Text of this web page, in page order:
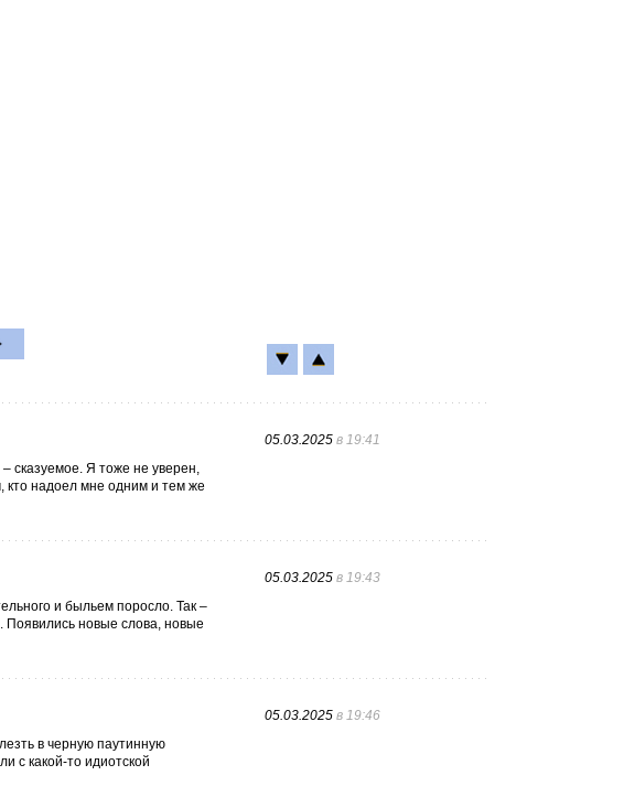
сказуемое. Я тоже не уверен,
кто надоел мне одним и тем же
05.03.2025 в 19:41
и быльем поросло. Так –
Появились новые слова, новые
05.03.2025 в 19:43
в черную паутинную
с какой-то идиотской
05.03.2025 в 19:46